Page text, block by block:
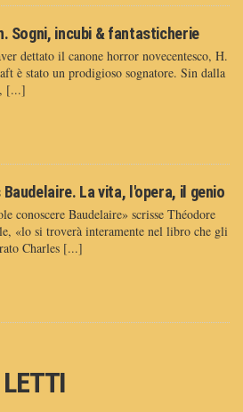
Sogni, incubi & fantasticherie
dettato il canone horror novecentesco, H.
è stato un prodigioso sognatore. Sin dalla
[...]
Baudelaire. La vita, l'opera, il genio
conoscere Baudelaire» scrisse Théodore
«lo si troverà interamente nel libro che gli
Charles [...]